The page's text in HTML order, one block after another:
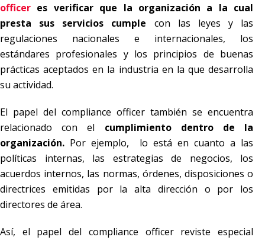
officer es verificar que la organización a la cual
presta sus servicios cumple con las leyes y las
regulaciones nacionales e internacionales, los
estándares profesionales y los principios de buenas
prácticas aceptados en la industria en la que desarrolla
su actividad.
El papel del compliance officer también se encuentra
relacionado con el cumplimiento dentro de la
organización. Por ejemplo, lo está en cuanto a las
políticas internas, las estrategias de negocios, los
acuerdos internos, las normas, órdenes, disposiciones o
directrices emitidas por la alta dirección o por los
directores de área.
Así, el papel del compliance officer reviste especial